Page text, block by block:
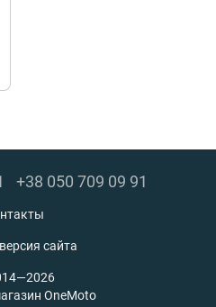
+38 050 709 09 91
сайта
OneMoto